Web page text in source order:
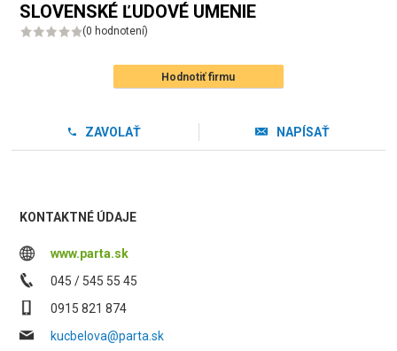
SLOVENSKÉ ĽUDOVÉ UMENIE
(0 hodnotení)
Hodnotiť firmu
ZAVOLAŤ NAPÍSAŤ
KONTAKTNÉ ÚDAJE
www.parta.sk
045 / 545 55 45
0915 821 874
kucbelova@parta.sk